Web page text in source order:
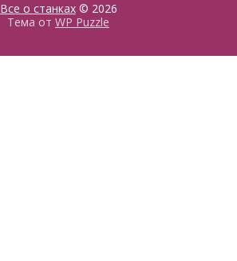
Все о станках© 2026
Тема от WP Puzzle